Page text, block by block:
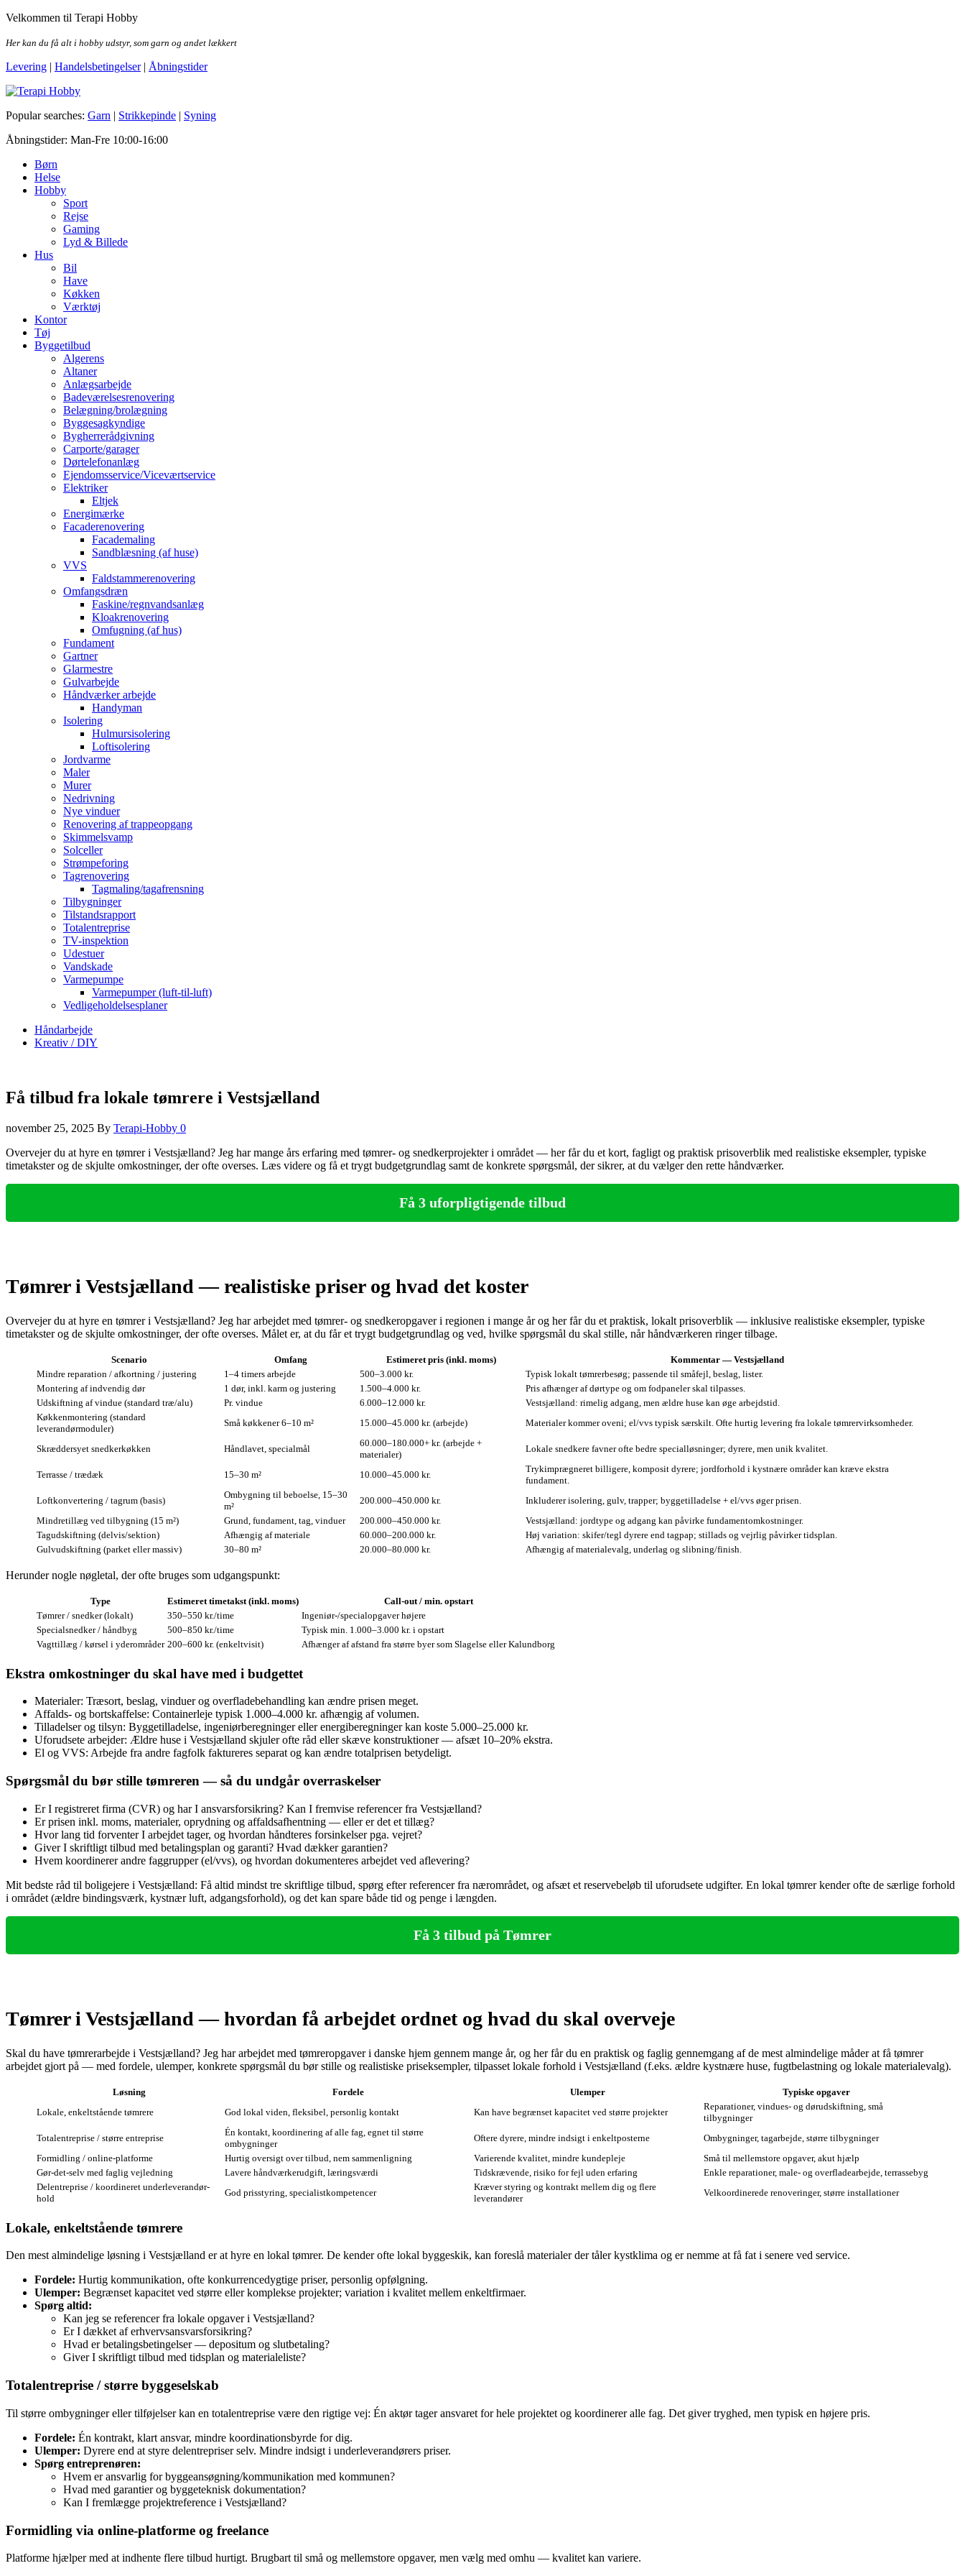
Skip
the
Velkommen til Terapi Hobby
Her kan du få alt i hobby udstyr, som garn og andet lækkert
Levering | Handelsbetingelser| Åbningstider
Terapi Hobby
Popular searches: Garn | Strikkepinde | Syning
Åbningstider: Man-Fre 10:00-16:00
Børn
Helse
Hobby
Sport
Rejse
Gaming
Lyd & Billede
Hus
Bil
Have
Køkken
Værktøj
Kontor
Tøj
Byggetilbud
Algerens
Altaner
Anlægsarbejde
Badeværelsesrenovering
Belægning/brolægning
Byggesagkyndige
Bygherrerådgivning
Carporte/garager
Dørtelefonanlæg
Ejendomsservice/Viceværtservice
Elektriker
Eltjek
Energimærke
Facaderenovering
Facademaling
Sandblæsning (af huse)
VVS
Faldstammerenovering
Omfangsdræn
Faskine/regnvandsanlæg
Kloakrenovering
Omfugning (af hus)
Fundament
Gartner
Glarmestre
Gulvarbejde
Håndværker arbejde
Handyman
Isolering
Hulmursisolering
Loftisolering
Jordvarme
Maler
Murer
Nedrivning
Nye vinduer
Renovering af trappeopgang
Skimmelsvamp
Solceller
Strømpeforing
Tagrenovering
Tagmaling/tagafrensning
Tilbygninger
Tilstandsrapport
Totalentreprise
TV-inspektion
Udestuer
Vandskade
Varmepumpe
Varmepumper (luft-til-luft)
Vedligeholdelsesplaner
Håndarbejde
Kreativ / DIY
Få tilbud fra lokale tømrere i Vestsjælland
november 25, 2025 By Terapi-Hobby 0
Overvejer du at hyre en tømrer i Vestsjælland? Jeg har mange års erfaring med tømrer‑ og snedkerprojekter i området — her får du et kort, fagligt og praktisk prisoverblik med realistiske eksempler, typiske
timetakster og de skjulte omkostninger, der ofte overses. Læs videre og få et trygt budgetgrundlag samt de konkrete spørgsmål, der sikrer, at du vælger den rette håndværker.
Få 3 uforpligtigende tilbud
Tømrer i Vestsjælland — realistiske priser og hvad det koster
Overvejer du at hyre en tømrer i Vestsjælland? Jeg har arbejdet med tømrer‑ og snedkeropgaver i regionen i mange år og her får du et praktisk, lokalt prisoverblik — inklusive realistiske eksempler, typiske
timetakster og de skjulte omkostninger, der ofte overses. Målet er, at du får et trygt budgetgrundlag og ved, hvilke spørgsmål du skal stille, når håndværkeren ringer tilbage.
Scenario Omfang Estimeret pris (inkl. moms)
Kommentar — Vestsjælland
Mindre reparation / afkortning / justering
1–4 timers arbejde 500–3.000 kr.
Typisk lokalt tømrerbesøg; passende til småfejl, beslag, lister.
Montering af indvendig dør
1 dør, inkl. karm og justering 1.500–4.000 kr.
Pris afhænger af dørtype og om fodpaneler skal tilpasses.
Udskiftning af vindue (standard træ/alu)
Pr. vindue 6.000–12.000 kr.
Vestsjælland: rimelig adgang, men ældre huse kan øge arbejdstid.
Køkkenmontering (standard
leverandørmoduler)
Små køkkener 6–10 m² 15.000–45.000 kr. (arbejde) Materialer kommer oveni; el/vvs typisk særskilt. Ofte hurtig levering fra lokale tømrervirksomheder.
Skræddersyet snedkerkøkken Håndlavet, specialmål
60.000–180.000+ kr. (arbejde +
materialer)
Lokale snedkere favner ofte bedre specialløsninger; dyrere, men unik kvalitet.
Terrasse / trædæk 15–30 m² 10.000–45.000 kr.
Trykimprægneret billigere, komposit dyrere; jordforhold i kystnære områder kan kræve ekstra
fundament.
Loftkonvertering / tagrum (basis)
Ombygning til beboelse, 15–30
m²
200.000–450.000 kr.
Inkluderer isolering, gulv, trapper; byggetilladelse + el/vvs øger prisen.
Mindretillæg ved tilbygning (15 m²)
Grund, fundament, tag, vinduer 200.000–450.000 kr.
Vestsjælland: jordtype og adgang kan påvirke fundamentomkostninger.
Tagudskiftning (delvis/sektion)
Afhængig af materiale 60.000–200.000 kr.
Høj variation: skifer/tegl dyrere end tagpap; stillads og vejrlig påvirker tidsplan.
Gulvudskiftning (parket eller massiv)
30–80 m² 20.000–80.000 kr. Afhængig af materialevalg, underlag og slibning/finish.
Herunder nogle nøgletal, der ofte bruges som udgangspunkt:
Type Estimeret timetakst (inkl. moms)
Call‑out / min. opstart
Tømrer / snedker (lokalt)
350–550 kr./time
Ingeniør-/specialopgaver højere
Specialsnedker / håndbyg
500–850 kr./time
Typisk min. 1.000–3.000 kr. i opstart
Vagttillæg / kørsel i yderområder 200–600 kr. (enkeltvisit) Afhænger af afstand fra større byer som Slagelse eller Kalundborg
Ekstra omkostninger du skal have med i budgettet
Materialer: Træsort, beslag, vinduer og overfladebehandling kan ændre prisen meget.
Affalds- og bortskaffelse: Containerleje typisk 1.000–4.000 kr. afhængig af volumen.
Tilladelser og tilsyn: Byggetilladelse, ingeniørberegninger eller energiberegninger kan koste 5.000–25.000 kr.
Uforudsete arbejder: Ældre huse i Vestsjælland skjuler ofte råd eller skæve konstruktioner — afsæt 10–20% ekstra.
El og VVS: Arbejde fra andre fagfolk faktureres separat og kan ændre totalprisen betydeligt.
Spørgsmål du bør stille tømreren — så du undgår overraskelser
Er I registreret firma (CVR) og har I ansvarsforsikring? Kan I fremvise referencer fra Vestsjælland?
Er prisen inkl. moms, materialer, oprydning og affaldsafhentning — eller er det et tillæg?
Hvor lang tid forventer I arbejdet tager, og hvordan håndteres forsinkelser pga. vejret?
Giver I skriftligt tilbud med betalingsplan og garanti? Hvad dækker garantien?
Hvem koordinerer andre faggrupper (el/vvs), og hvordan dokumenteres arbejdet ved aflevering?
Mit bedste råd til boligejere i Vestsjælland: Få altid mindst tre skriftlige tilbud, spørg efter referencer fra nærområdet, og afsæt et reservebeløb til uforudsete udgifter. En lokal tømrer kender ofte de særlige forhold
i området (ældre bindingsværk, kystnær luft, adgangsforhold), og det kan spare både tid og penge i længden.
Få 3 tilbud på Tømrer
Tømrer i Vestsjælland — hvordan få arbejdet ordnet og hvad du skal overveje
Skal du have tømrerarbejde i Vestsjælland? Jeg har arbejdet med tømreropgaver i danske hjem gennem mange år, og her får du en praktisk og faglig gennemgang af de mest almindelige måder at få tømrer
arbejdet gjort på — med fordele, ulemper, konkrete spørgsmål du bør stille og realistiske priseksempler, tilpasset lokale forhold i Vestsjælland (f.eks. ældre kystnære huse, fugtbelastning og lokale materialevalg).
Løsning Fordele Ulemper
Typiske opgaver
Lokale, enkeltstående tømrere
God lokal viden, fleksibel, personlig kontakt Kan have begrænset kapacitet ved større projekter
Reparationer, vindues- og dørudskiftning, små
tilbygninger
Totalentreprise / større entreprise
Én kontakt, koordinering af alle fag, egnet til større
ombygninger
Oftere dyrere, mindre indsigt i enkeltposterne
Ombygninger, tagarbejde, større tilbygninger
Formidling / online-platforme
Hurtig oversigt over tilbud, nem sammenligning Varierende kvalitet, mindre kundepleje
Små til mellemstore opgaver, akut hjælp
Gør‑det‑selv med faglig vejledning
Lavere håndværkerudgift, læringsværdi Tidskrævende, risiko for fejl uden erfaring
Enkle reparationer, male- og overfladearbejde, terrassebyg
Delentreprise / koordineret underleverandør-
hold
God prisstyring, specialistkompetencer
Kræver styring og kontrakt mellem dig og flere
leverandører
Velkoordinerede renoveringer, større installationer
Lokale, enkeltstående tømrere
Den mest almindelige løsning i Vestsjælland er at hyre en lokal tømrer. De kender ofte lokal byggeskik, kan foreslå materialer der tåler kystklima og er nemme at få fat i senere ved service.
Fordele: Hurtig kommunikation, ofte konkurrencedygtige priser, personlig opfølgning.
Ulemper: Begrænset kapacitet ved større eller komplekse projekter; variation i kvalitet mellem enkeltfirmaer.
Spørg altid:
Kan jeg se referencer fra lokale opgaver i Vestsjælland?
Er I dækket af erhvervsansvarsforsikring?
Hvad er betalingsbetingelser — depositum og slutbetaling?
Giver I skriftligt tilbud med tidsplan og materialeliste?
Totalentreprise / større byggeselskab
Til større ombygninger eller tilføjelser kan en totalentreprise være den rigtige vej: Én aktør tager ansvaret for hele projektet og koordinerer alle fag. Det giver tryghed, men typisk en højere pris.
Fordele: Én kontrakt, klart ansvar, mindre koordinationsbyrde for dig.
Ulemper: Dyrere end at styre delentrepriser selv. Mindre indsigt i underleverandørers priser.
Spørg entreprenøren:
Hvem er ansvarlig for byggeansøgning/kommunikation med kommunen?
Hvad med garantier og byggeteknisk dokumentation?
Kan I fremlægge projektreference i Vestsjælland?
Formidling via online-platforme og freelance
Platforme hjælper med at indhente flere tilbud hurtigt. Brugbart til små og mellemstore opgaver, men vælg med omhu — kvalitet kan variere.